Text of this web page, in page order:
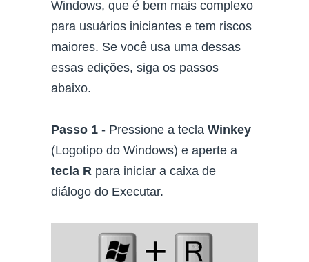
Windows, que é bem mais complexo
para usuários iniciantes e tem riscos
maiores. Se você usa uma dessas
essas edições, siga os passos
abaixo.
Passo 1 - Pressione a tecla Winkey
(Logotipo do Windows) e aperte a
tecla R para iniciar a caixa de
diálogo do Executar.